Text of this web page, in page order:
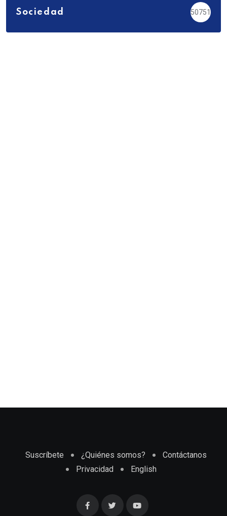
Sociedad 50751
Suscríbete ¿Quiénes somos?
Contáctanos
Privacidad
English